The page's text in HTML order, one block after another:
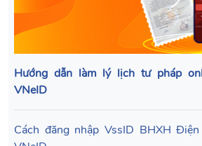
Hướng dẫn làm lý lịch tư pháp
VNeID
Cách đăng nhập VssID BHXH